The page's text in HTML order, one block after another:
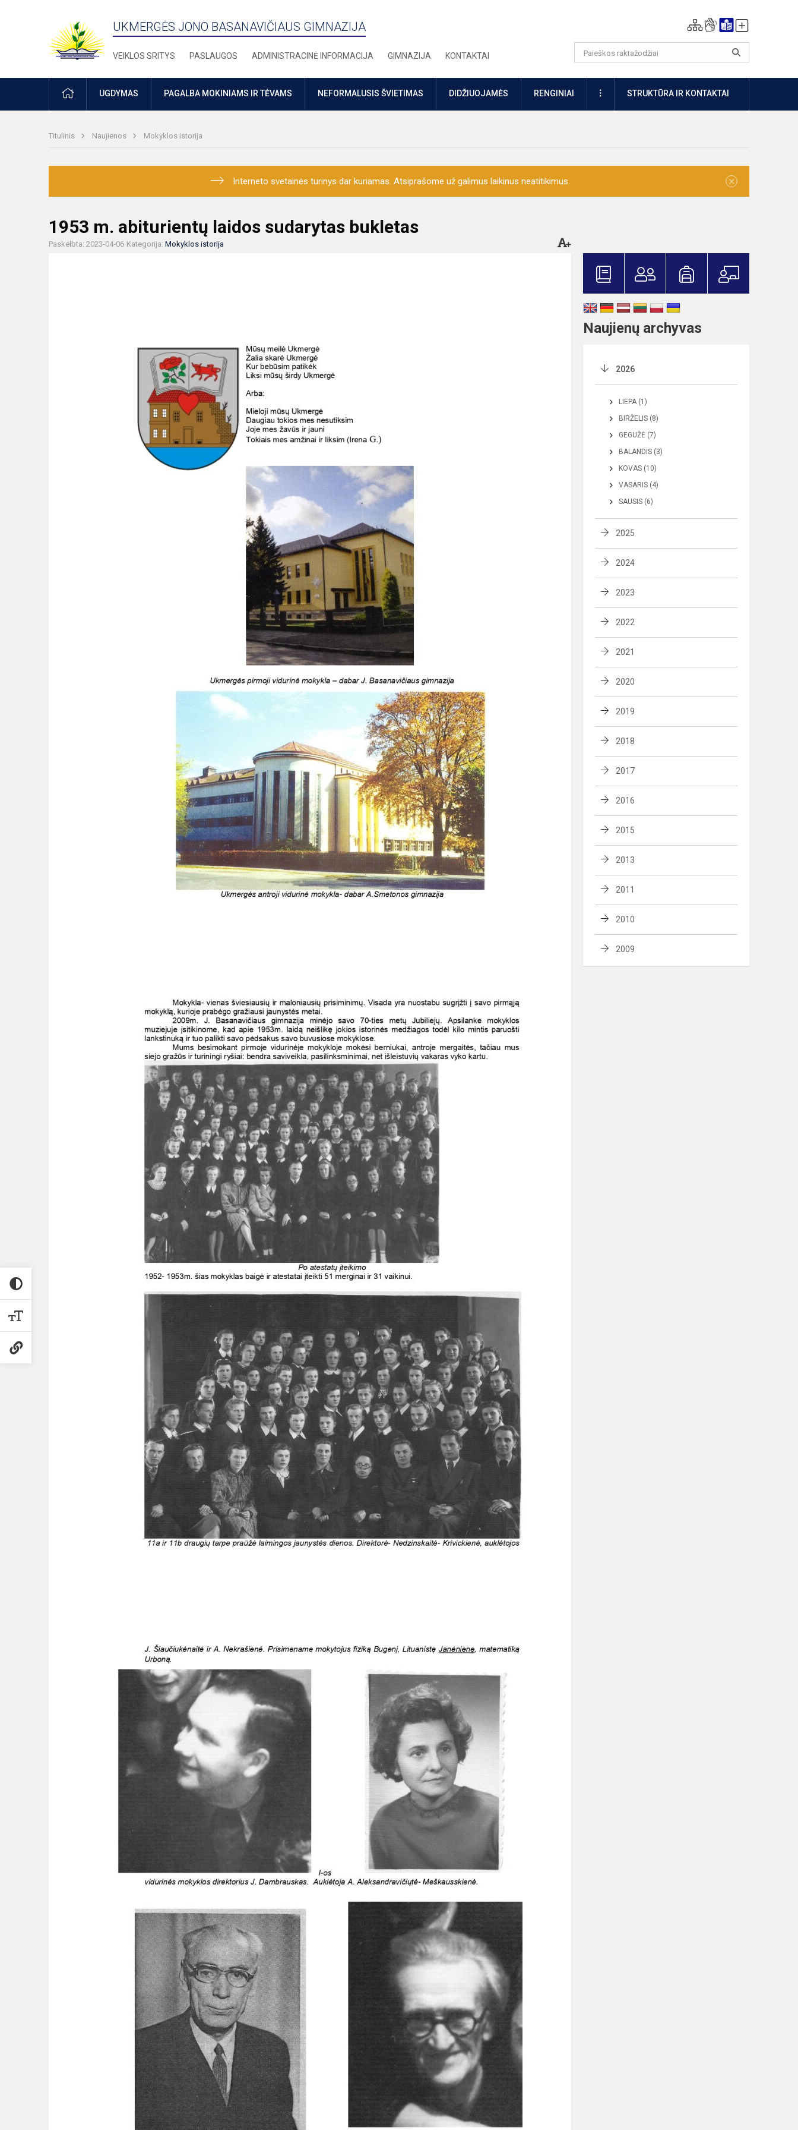
UKMERGĖS JONO BASANAVIČIAUS GIMNAZIJA
VEIKLOS SRITYS PASLAUGOS ADMINISTRACINĖ INFORMACIJA GIMNAZIJA KONTAKTAI
PRADŽIAUGDYMAS PAGALBA MOKINIAMS IR TĖVAMS NEFORMALUSIS ŠVIETIMAS DIDŽIUOJAMĖS RENGINIAI DAUGIAUSTRUKTŪRA IR KONTAKTAI
Titulinis Naujienos Mokyklos istorija
Interneto svetainės turinys dar kuriamas. Atsiprašome už galimus laikinus neatitikimus. ×
1953 m. abiturientų laidos sudarytas bukletas
Paskelbta: 2023-04-06 Kategorija: Mokyklos istorija
Naujienų archyvas
2026
LIEPA (1)
BIRŽELIS (8)
GEGUŽĖ (7)
BALANDIS (3)
KOVAS (10)
VASARIS (4)
SAUSIS (6)
2025
2024
2023
2022
2021
2020
2019
2018
2017
2016
2015
2013
2011
2010
2009